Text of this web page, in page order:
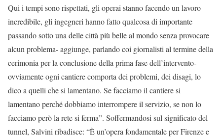
Qui i tempi sono rispettati, gli operai stanno facendo un lavoro
incredibile, gli ingegneri hanno fatto qualcosa di importante
passando sotto una delle città più belle al mondo senza provocare
alcun problema- aggiunge, parlando coi giornalisti al termine della
cerimonia per la conclusione della prima fase dell’intervento-
ovviamente ogni cantiere comporta dei problemi, dei disagi, lo
dico a quelli che si lamentano. Se facciamo il cantiere si
lamentano perché dobbiamo interrompere il servizio, se non lo
facciamo però la rete si ferma”. Soffermandosi sul significato del
tunnel, Salvini ribadisce: “È un’opera fondamentale per Firenze e